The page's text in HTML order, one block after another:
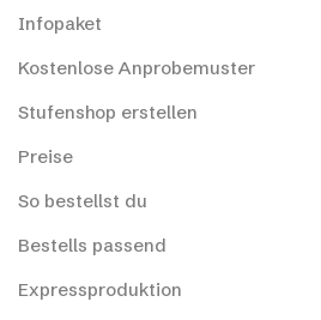
Infopaket
Kostenlose Anprobemuster
Stufenshop erstellen
Preise
So bestellst du
Bestells passend
Expressproduktion